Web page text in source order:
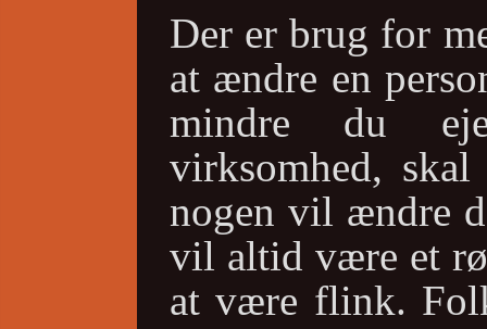
Der er brug for
at ændre en
mindre du
virksomhed,
nogen vil ændre
vil altid være et
at være flink.